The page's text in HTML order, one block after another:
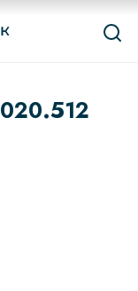
020.512